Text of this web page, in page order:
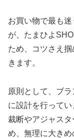
お買い物で最も
が、たまひよ
ため、コツさえ
きます。
原則として、ブ
に設計を行って
裁断やアジャス
め、無理に大き